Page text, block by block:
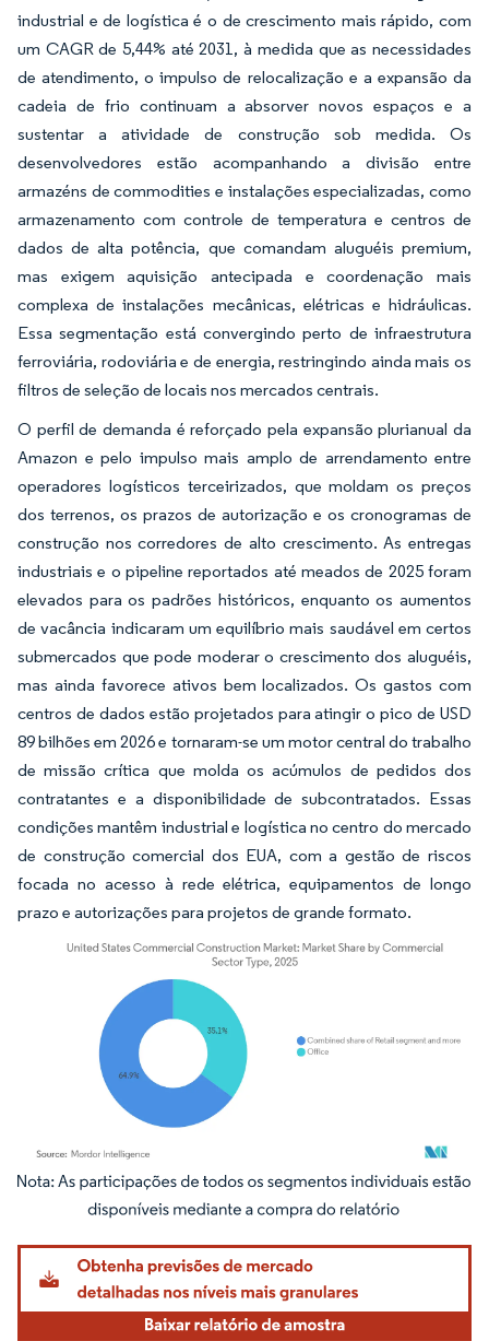
industrial e de logística é o de crescimento mais rápido, com
um CAGR de 5,44% até 2031, à medida que as necessidades
de atendimento, o impulso de relocalização e a expansão da
cadeia de frio continuam a absorver novos espaços e a
sustentar a atividade de construção sob medida. Os
desenvolvedores estão acompanhando a divisão entre
armazéns de commodities e instalações especializadas, como
armazenamento com controle de temperatura e centros de
dados de alta potência, que comandam aluguéis premium,
mas exigem aquisição antecipada e coordenação mais
complexa de instalações mecânicas, elétricas e hidráulicas.
Essa segmentação está convergindo perto de infraestrutura
ferroviária, rodoviária e de energia, restringindo ainda mais os
filtros de seleção de locais nos mercados centrais.
O perfil de demanda é reforçado pela expansão plurianual da
Amazon e pelo impulso mais amplo de arrendamento entre
operadores logísticos terceirizados, que moldam os preços
dos terrenos, os prazos de autorização e os cronogramas de
construção nos corredores de alto crescimento. As entregas
industriais e o pipeline reportados até meados de 2025 foram
elevados para os padrões históricos, enquanto os aumentos
de vacância indicaram um equilíbrio mais saudável em certos
submercados que pode moderar o crescimento dos aluguéis,
mas ainda favorece ativos bem localizados. Os gastos com
centros de dados estão projetados para atingir o pico de USD
89 bilhões em 2026 e tornaram-se um motor central do trabalho
de missão crítica que molda os acúmulos de pedidos dos
contratantes e a disponibilidade de subcontratados. Essas
condições mantêm industrial e logística no centro do mercado
de construção comercial dos EUA, com a gestão de riscos
focada no acesso à rede elétrica, equipamentos de longo
prazo e autorizações para projetos de grande formato.
Imagem © Mordor Intelligence. O reuso requer atribuição conforme CC BY 4.0.